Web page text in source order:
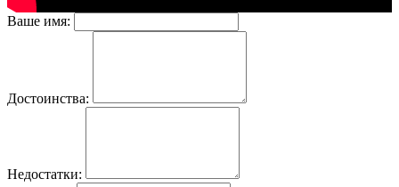
Ваше имя:
Достоинства:
Недостатки: